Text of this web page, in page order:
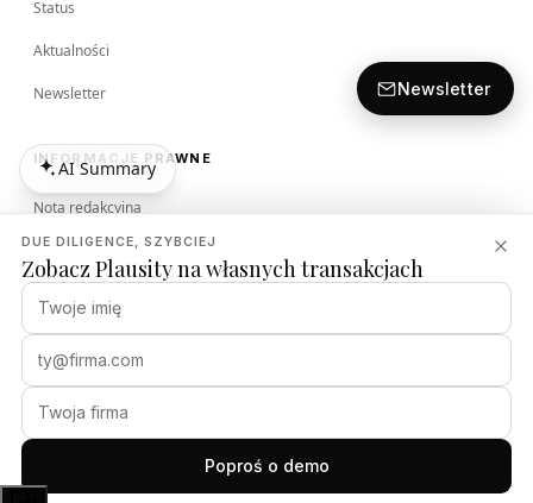
DUE DILIGENCE, SZYBCIEJ
Zobacz Plausity na własnych transakcjach
Poproś o demo
Status
Aktualności
Newsletter
INFORMACJE PRAWNE
Nota redakcyjna
Regulamin
Polityka bezpieczeństwa
PLAUSITY
AI Summary
AI Summary
Newsletter